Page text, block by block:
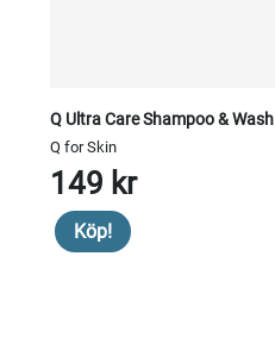
Q Ultra Care Shampoo & Wash
Q for Skin
149 kr
Köp!